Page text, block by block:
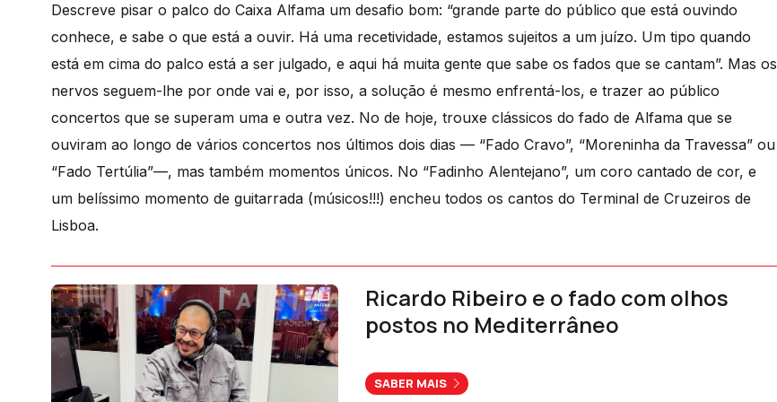
Descreve pisar o palco do Caixa Alfama um desafio bom: “grande parte do público que está ouvindo
conhece, e sabe o que está a ouvir. Há uma recetividade, estamos sujeitos a um juízo. Um tipo quando
está em cima do palco está a ser julgado, e aqui há muita gente que sabe os fados que se cantam”. Mas os
nervos seguem-lhe por onde vai e, por isso, a solução é mesmo enfrentá-los, e trazer ao público
concertos que se superam uma e outra vez. No de hoje, trouxe clássicos do fado de Alfama que se
ouviram ao longo de vários concertos nos últimos dois dias — “Fado Cravo”, “Moreninha da Travessa” ou
“Fado Tertúlia”—, mas também momentos únicos. No “Fadinho Alentejano”, um coro cantado de cor, e
um belíssimo momento de guitarrada (músicos!!!) encheu todos os cantos do Terminal de Cruzeiros de
Lisboa.
Ricardo Ribeiro e o fado com olhos
postos no Mediterrâneo
SABER MAIS